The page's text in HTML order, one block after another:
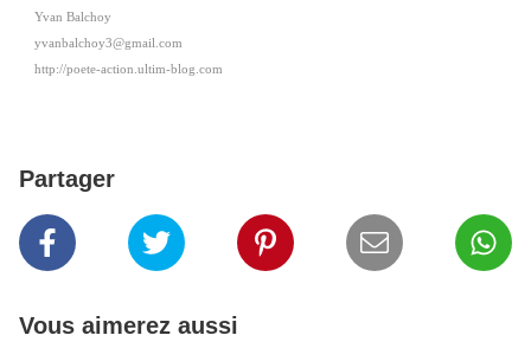
Yvan Balchoy
yvanbalchoy3@gmail.com
http://poete-action.ultim-blog.com
Partager
Vous aimerez aussi